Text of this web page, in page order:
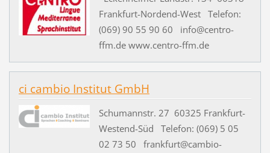
Frankfurt-Nordend-West Telefon:
(069) 90 55 90 60 info@centro-
ffm.de www.centro-ffm.de
ci cambio Institut GmbH
Schumannstr. 27 60325 Frankfurt-
Westend-Süd Telefon: (069) 5 05
02 73 50 frankfurt@cambio-